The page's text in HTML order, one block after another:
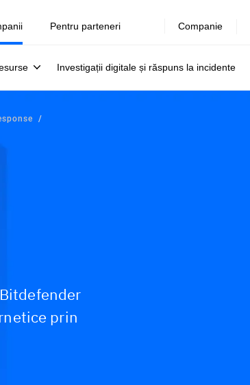
Investigații digitale și răspuns la incidente
Pentru parteneri Companie
prin